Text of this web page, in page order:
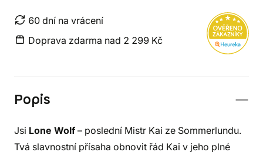
60 dní na vrácení
Doprava zdarma nad 2 299 Kč
Popis
Jsi Lone Wolf– poslední Mistr Kai ze Sommerlundu.
Tvá slavnostní přísaha obnovit řád Kai v jeho plné